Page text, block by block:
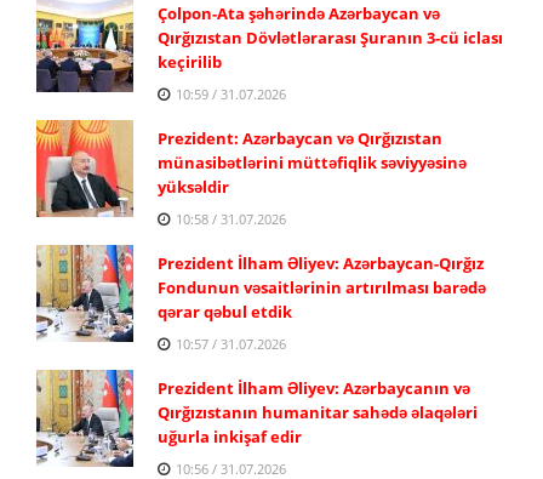
Çolpon-Ata şəhərində Azərbaycan və
Qırğızıstan Dövlətlərarası Şuranın 3-cü iclası
keçirilib
10:59 / 31.07.2026
Prezident: Azərbaycan və Qırğızıstan
münasibətlərini müttəfiqlik səviyyəsinə
yüksəldir
10:58 / 31.07.2026
Prezident İlham Əliyev: Azərbaycan-Qırğız
Fondunun vəsaitlərinin artırılması barədə
qərar qəbul etdik
10:57 / 31.07.2026
Prezident İlham Əliyev: Azərbaycanın və
Qırğızıstanın humanitar sahədə əlaqələri
uğurla inkişaf edir
10:56 / 31.07.2026